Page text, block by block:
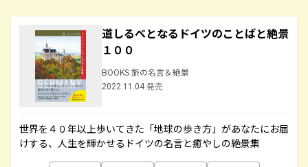
道しるべとなるドイツのことばと絶景
１００
BOOKS 旅の名言＆絶景
2022.11.04 発売
世界を４０年以上歩いてきた「地球の歩き方」があなたにお届
けする、人生を輝かせるドイツの名言と癒やしの絶景集